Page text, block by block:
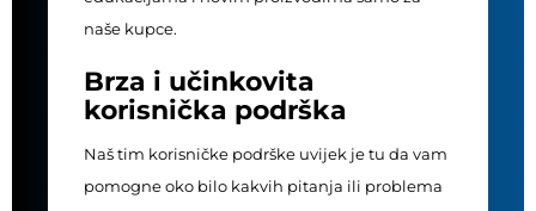
naše kupce.
Brza i učinkovita
korisnička podrška
Naš tim korisničke podrške uvijek je tu da vam
pomogne oko bilo kakvih pitanja ili problema